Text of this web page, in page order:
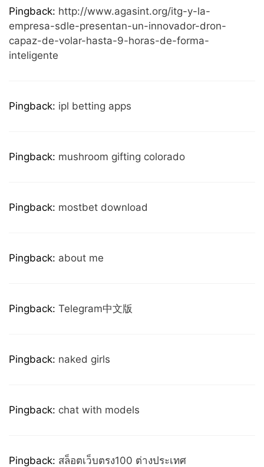
Pingback: http://www.agasint.org/itg-y-la-
empresa-sdle-presentan-un-innovador-dron-
capaz-de-volar-hasta-9-horas-de-forma-
inteligente
Pingback: ipl betting apps
Pingback: mushroom gifting colorado
Pingback: mostbet download
Pingback: about me
Pingback: Telegram中文版
Pingback: naked girls
Pingback: chat with models
Pingback: สล็อตเว็บตรง100 ต่างประเทศ